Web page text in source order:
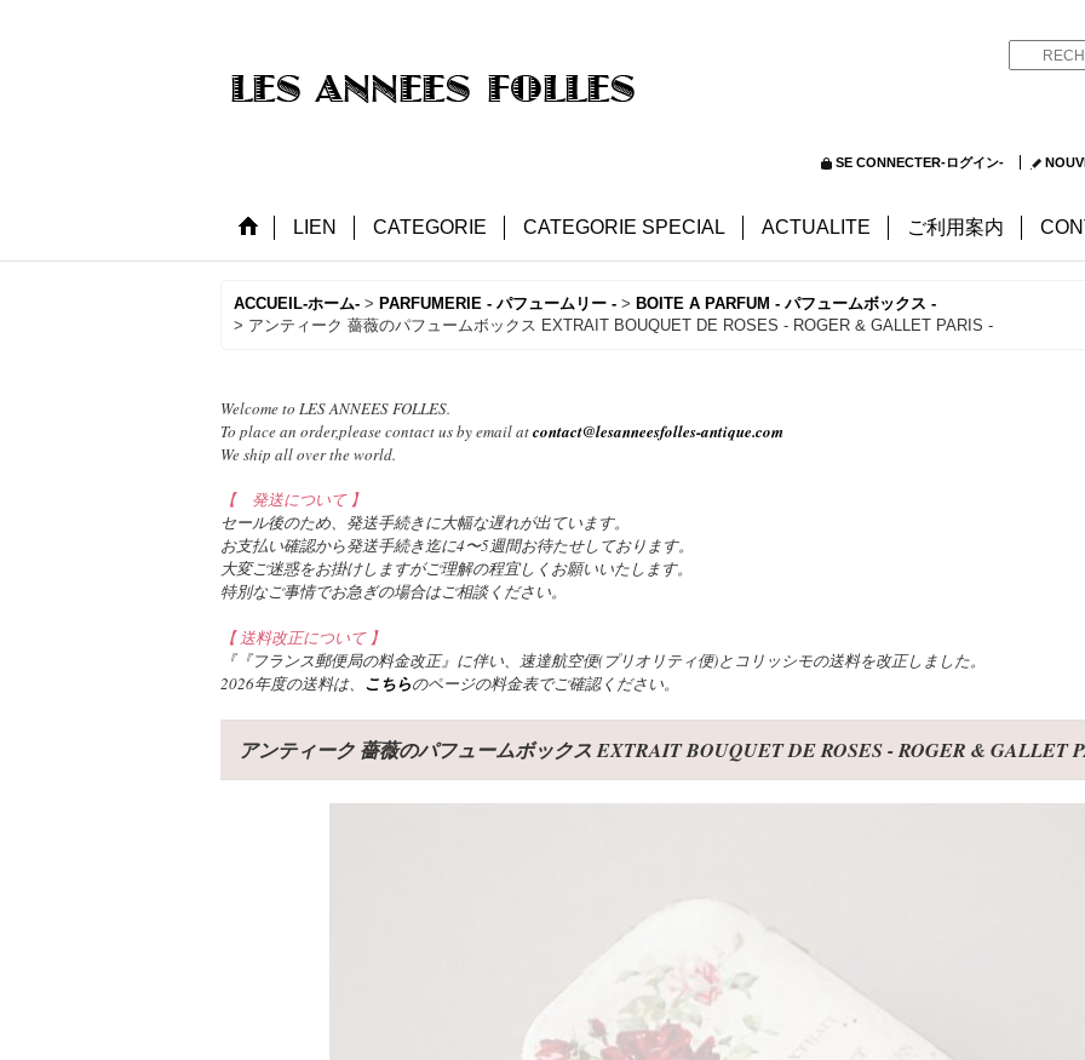
SE CONNECTER-ログイン-
LIEN CATEGORIE CATEGORIE SPECIAL ACTUALITE ご利用案内
ACCUEIL-ホーム- > PARFUMERIE - パフュームリー - > BOITE A PARFUM - パフュームボックス -
> アンティーク 薔薇のパフュームボックス EXTRAIT BOUQUET DE ROSES - ROGER & GALLET PARIS -
Welcome to LES ANNEES FOLLES.
To place an order,please contact us by email atcontact@lesanneesfolles-antique.com
We ship all over the world.
【 発送について 】
セール後のため、発送手続きに大幅な遅れが出ています。
お支払い確認から発送手続き迄に4〜5週間お待たせしております。
大変ご迷惑をお掛けしますがご理解の程宜しくお願いいたします。
特別なご事情でお急ぎの場合はご相談ください。
【 送料改正について 】
『『フランス郵便局の料金改正』に伴い、速達航空便(プリオリティ便)とコリッシモの送料を改正しました。
2026年度の送料は、 こちらのページの料金表でご確認ください。
アンティーク 薔薇のパフュームボックス EXTRAIT BOUQUET DE ROSES - ROGER & GALLET